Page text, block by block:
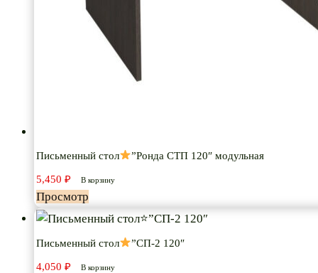
Письменный стол ”Ронда СТП 120″ модульная
5,450 ₽ В корзину
Просмотр
Письменный стол ”СП-2 120″
4,050 ₽ В корзину